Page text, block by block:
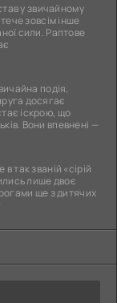
у звичайному
зовсім інше
сили. Раптове
подія,
досягає
іскрою, що
Вони впевнені —
так званій «сірій
лише двоє
ще з дитячих